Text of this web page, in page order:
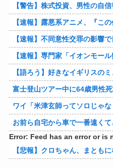
【警告】株式投資、男性の自信喪失
【速報】露悪系アニメ、『この作
【速報】不同意性交罪の影響
【速報】専門家「イオンモール熊本の爆
【語ろう】好きなイギリスの
富士登山ツアー中に64歳男性
ワイ「米津玄師ってソロじゃなくて
お前ら自宅から車で一番遠くてど
Error: Feed has an error or is
【悲報】クロちゃん、まとも